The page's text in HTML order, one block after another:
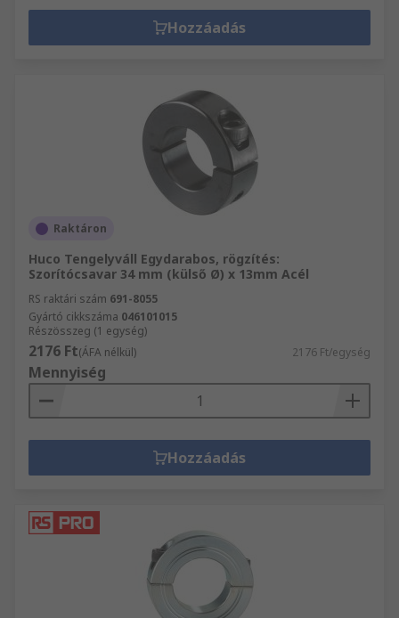
Hozzáadás
Raktáron
Huco Tengelyváll Egydarabos, rögzítés:
Szorítócsavar 34 mm (külső Ø) x 13mm Acél
RS raktári szám 691-8055
Gyártó cikkszáma 046101015
Részösszeg (1 egység)
2176 Ft(ÁFA nélkül) 2176 Ft/egység
Mennyiség
Hozzáadás